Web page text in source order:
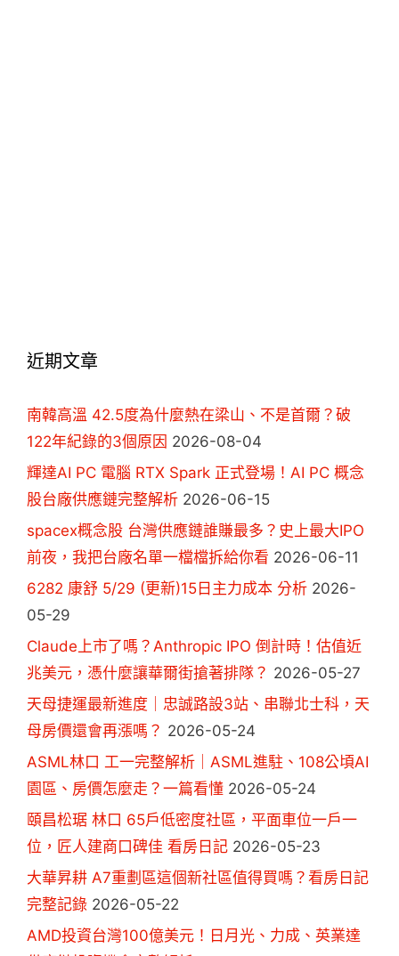
近期文章
南韓高溫 42.5度為什麼熱在梁山、不是首爾？破
122年紀錄的3個原因 2026-08-04
輝達AI PC 電腦 RTX Spark 正式登場！AI PC 概念
股台廠供應鏈完整解析 2026-06-15
spacex概念股 台灣供應鏈誰賺最多？史上最大IPO
前夜，我把台廠名單一檔檔拆給你看 2026-06-11
6282 康舒 5/29 (更新)15日主力成本 分析 2026-
05-29
Claude上市了嗎？Anthropic IPO 倒計時！估值近
兆美元，憑什麼讓華爾街搶著排隊？ 2026-05-27
天母捷運最新進度｜忠誠路設3站、串聯北士科，天
母房價還會再漲嗎？ 2026-05-24
ASML林口 工一完整解析｜ASML進駐、108公頃AI
園區、房價怎麼走？一篇看懂 2026-05-24
頤昌松琚 林口 65戶低密度社區，平面車位一戶一
位，匠人建商口碑佳 看房日記 2026-05-23
大華昇耕 A7重劃區這個新社區值得買嗎？看房日記
完整記錄 2026-05-22
AMD投資台灣100億美元！日月光、力成、英業達